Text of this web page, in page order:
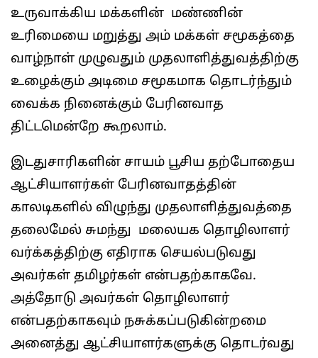
உருவாக்கிய மக்களின் மண்ணின்
உரிமையை மறுத்து அம் மக்கள் சமூகத்தை
வாழ்நாள் முழுவதும் முதலாளித்துவத்திற்கு
உழைக்கும் அடிமை சமூகமாக தொடர்ந்தும்
வைக்க நினைக்கும் பேரினவாத
திட்டமென்றே கூறலாம்.
இடதுசாரிகளின் சாயம் பூசிய தற்போதைய
ஆட்சியாளர்கள் பேரினவாதத்தின்
காலடிகளில் விழுந்து முதலாளித்துவத்தை
தலைமேல் சுமந்து மலையக தொழிலாளர்
வர்க்கத்திற்கு எதிராக செயல்படுவது
அவர்கள் தமிழர்கள் என்பதற்காகவே.
அத்தோடு அவர்கள் தொழிலாளர்
என்பதற்காகவும் நசுக்கப்படுகின்றமை
அனைத்து ஆட்சியாளர்களுக்கு தொடர்வது